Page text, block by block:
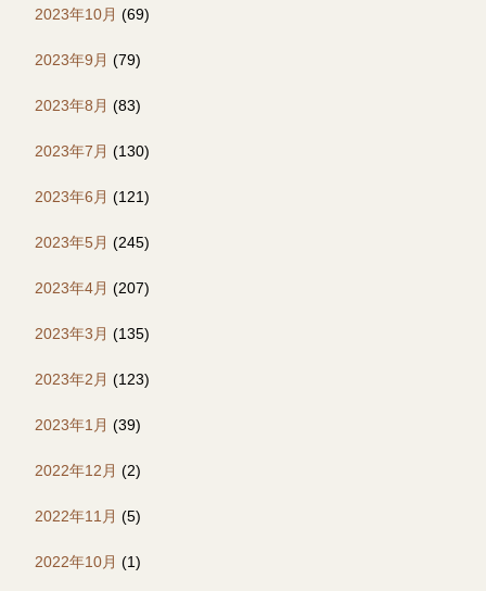
2023年10月 (69)
2023年9月 (79)
2023年8月 (83)
2023年7月 (130)
2023年6月 (121)
2023年5月 (245)
2023年4月 (207)
2023年3月 (135)
2023年2月 (123)
2023年1月 (39)
2022年12月 (2)
2022年11月 (5)
2022年10月 (1)